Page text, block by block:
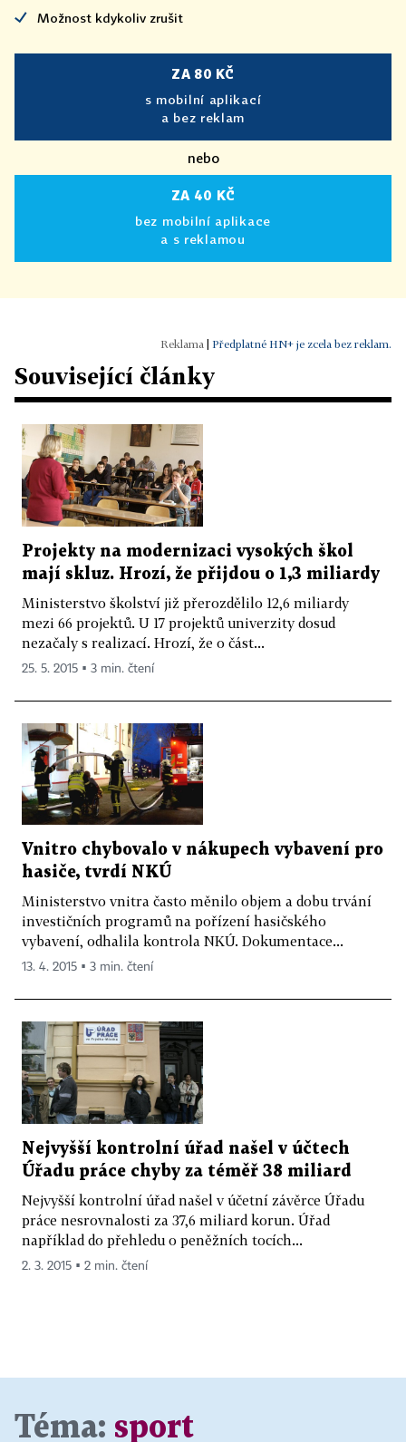
Možnost kdykoliv zrušit
ZA 80 KČ
s mobilní aplikací
a bez reklam
nebo
ZA 40 KČ
bez mobilní aplikace
a s reklamou
Předplatné HN+ je zcela bez reklam.
Související články
Projekty na modernizaci vysokých škol
mají skluz. Hrozí, že přijdou o 1,3 miliardy
Ministerstvo školství již přerozdělilo 12,6 miliardy
mezi 66 projektů. U 17 projektů univerzity dosud
nezačaly s realizací. Hrozí, že o část...
25. 5. 2015 ▪ 3 min. čtení
Vnitro chybovalo v nákupech vybavení pro
hasiče, tvrdí NKÚ
Ministerstvo vnitra často měnilo objem a dobu trvání
investičních programů na pořízení hasičského
vybavení, odhalila kontrola NKÚ. Dokumentace...
13. 4. 2015 ▪ 3 min. čtení
Nejvyšší kontrolní úřad našel v účtech
Úřadu práce chyby za téměř 38 miliard
Nejvyšší kontrolní úřad našel v účetní závěrce Úřadu
práce nesrovnalosti za 37,6 miliard korun. Úřad
například do přehledu o peněžních tocích...
2. 3. 2015 ▪ 2 min. čtení
Téma: sport